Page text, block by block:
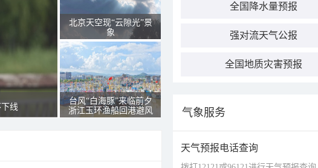
线
北京天空现“云隙光”景
象
台风“白海豚”来临前夕
浙江玉环渔船回港避风
全国降水量预报
强对流天气公报
全国地质灾害预报
气象服务
天气预报电话查询